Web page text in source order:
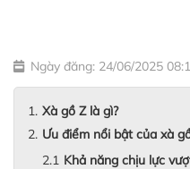
Ngày đăng: 24/06/2025
Xà gồ Z là gì?
Ưu điểm nổi bật của xà
Khả năng chịu lực